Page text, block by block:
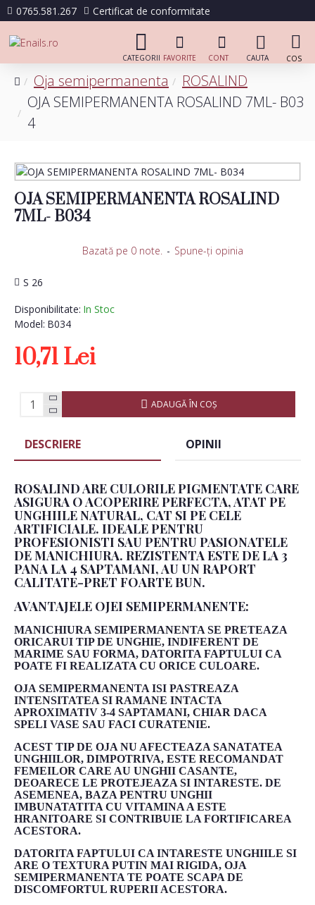
0765.581.267 Certificat de conformitate
Oja semipermanenta
ROSALIND
OJA SEMIPERMANENTA ROSALIND 7ML- B03
4
OJA SEMIPERMANENTA ROSALIND
7ML- B034
Disponibilitate: In Stoc
Model: B034
S 26
Bazată pe 0 note. - Spune-ţi opinia
10,71 Lei
ADAUGĂ ÎN COŞ
DESCRIERE OPINII
ROSALIND ARE CULORILE PIGMENTATE CARE
ASIGURA O ACOPERIRE PERFECTA, ATAT PE
UNGHIILE NATURAL, CAT SI PE CELE
ARTIFICIALE. IDEALE PENTRU
PROFESIONISTI SAU PENTRU PASIONATELE
DE MANICHIURA. REZISTENTA ESTE DE LA 3
PANA LA 4 SAPTAMANI, AU UN RAPORT
CALITATE-PRET FOARTE BUN.
AVANTAJELE OJEI SEMIPERMANENTE:
MANICHIURA SEMIPERMANENTA SE PRETEAZA
ORICARUI TIP DE UNGHIE, INDIFERENT DE
MARIME SAU FORMA, DATORITA FAPTULUI CA
POATE FI REALIZATA CU ORICE CULOARE.
OJA SEMIPERMANENTA ISI PASTREAZA
INTENSITATEA SI RAMANE INTACTA
APROXIMATIV 3-4 SAPTAMANI, CHIAR DACA
SPELI VASE SAU FACI CURATENIE.
ACEST TIP DE OJA NU AFECTEAZA SANATATEA
UNGHIILOR, DIMPOTRIVA, ESTE RECOMANDAT
FEMEILOR CARE AU UNGHII CASANTE,
DEOARECE LE PROTEJEAZA SI INTARESTE. DE
ASEMENEA, BAZA PENTRU UNGHII
IMBUNATATITA CU VITAMINA A ESTE
HRANITOARE SI CONTRIBUIE LA FORTIFICAREA
ACESTORA.
DATORITA FAPTULUI CA INTARESTE UNGHIILE SI
ARE O TEXTURA PUTIN MAI RIGIDA, OJA
SEMIPERMANENTA TE POATE SCAPA DE
DISCOMFORTUL RUPERII ACESTORA.